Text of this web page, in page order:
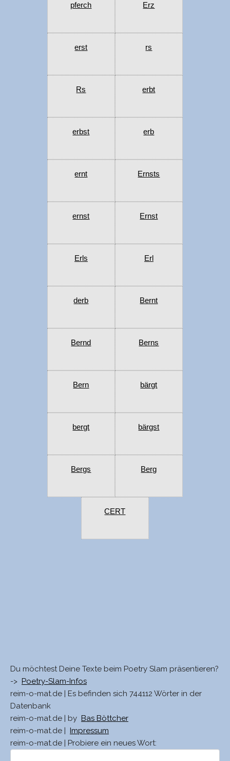
pferch Erz
erst rs
Rs erbt
erbst erb
ernt Ernsts
ernst Ernst
Erls Erl
derb Bernt
Bernd Berns
Bern bärgt
bergt bärgst
Bergs Berg
CERT
Du möchtest Deine Texte beim Poetry Slam präsentieren?
-> Poetry-Slam-Infos
reim-o-mat.de | Es befinden sich 744112 Wörter in der
Datenbank
reim-o-mat.de | by Bas Böttcher
reim-o-mat.de |
Impressum
reim-o-mat.de | Probiere ein neues Wort: